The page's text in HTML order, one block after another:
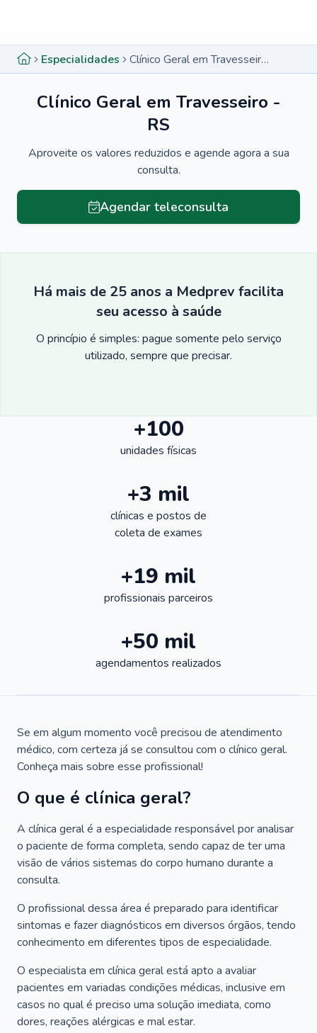
Especialidades Clínico Geral em Travesseiro - RS
Clínico Geral em Travesseiro -
RS
Aproveite os valores reduzidos e agende agora a sua
consulta.
Agendar teleconsulta
Há mais de 25 anos a Medprev facilita
seu acesso à saúde
O princípio é simples: pague somente pelo serviço
utilizado, sempre que precisar.
+100
unidades físicas
+3 mil
clínicas e postos de
coleta de exames
+19 mil
profissionais parceiros
+50 mil
agendamentos realizados
Se em algum momento você precisou de atendimento
médico, com certeza já se consultou com o clínico geral.
Conheça mais sobre esse profissional!
O que é clínica geral?
A clínica geral é a especialidade responsável por analisar
o paciente de forma completa, sendo capaz de ter uma
visão de vários sistemas do corpo humano durante a
consulta.
O profissional dessa área é preparado para identificar
sintomas e fazer diagnósticos em diversos órgãos, tendo
conhecimento em diferentes tipos de especialidade.
O especialista em clínica geral está apto a avaliar
pacientes em variadas condições médicas, inclusive em
casos no qual é preciso uma solução imediata, como
dores, reações alérgicas e mal estar.